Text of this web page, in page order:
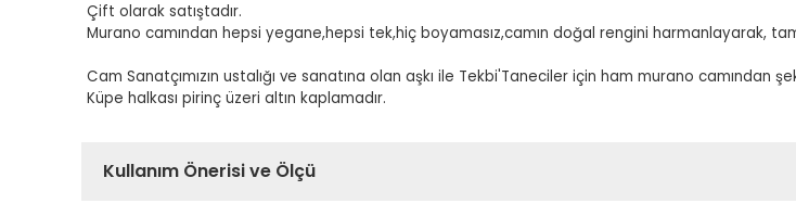
Çift olarak satıştadır.
Murano camından hepsi yegane,hepsi tek,hiç boyamasız,camın doğal rengini harmanlayarak,
Cam Sanatçımızın ustalığı ve sanatına olan aşkı ile Tekbi'Taneciler için ham murano camından
Küpe halkası pirinç üzeri altın kaplamadır.
Kullanım Önerisi ve Ölçü